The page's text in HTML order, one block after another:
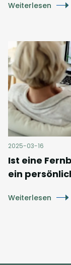
Weiterlesen
2025-03-16
Ist eine
ein
Weiterlesen